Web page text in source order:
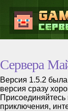
Сервера
Версия 1.5.2
версия сразу
приключения,